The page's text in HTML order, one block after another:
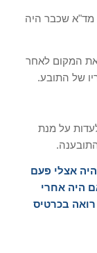
מד"א שכבר היה
את המקום לאחר
של התובע.
על מנת
.
אצלי פעם
היה אחרי
בכרטיס